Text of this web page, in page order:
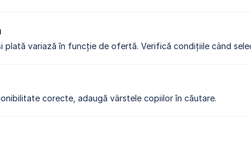
plată variază în funcție de ofertă. Verifică condițiile când
corecte, adaugă vârstele copiilor în căutare.